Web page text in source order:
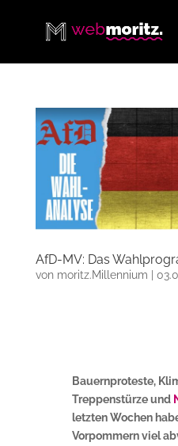
AfD-MV: Das
von moritz.Millennium
Bauernproteste,
Treppenstürze und
letzten Wochen
Vorpommern viel